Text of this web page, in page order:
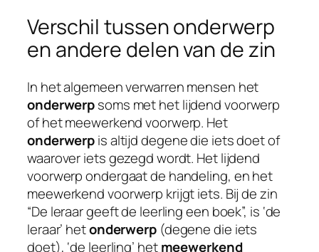
Verschil tussen onderwerp
en andere delen van de zin
In het algemeen verwarren mensen het
onderwerpsoms met het lijdend voorwerp
of het meewerkend voorwerp. Het
onderwerpis altijd degene die iets doet of
waarover iets gezegd wordt. Het lijdend
voorwerp ondergaat de handeling, en het
meewerkend voorwerp krijgt iets. Bij de zin
“De leraar geeft de leerling een boek”, is ‘de
leraar’ hetonderwerp(degene die iets
doet), ‘de leerling’ hetmeewerkend